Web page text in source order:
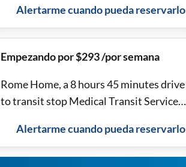
Miss Out!
Alertarme cuando pueda reservarlo
Empezando por $293 /por semana
Rome Home, a 8 hours 45 minutes drive
to transit stop Medical Transit Services
Alertarme cuando pueda reservarlo